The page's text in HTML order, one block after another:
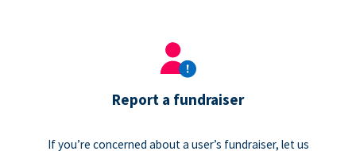
Report a fundraiser
If you’re concerned about a user’s fundraiser, let us